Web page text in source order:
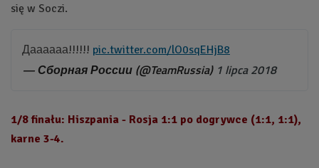
się w Soczi.
Даааааа!!!!!! pic.twitter.com/lO0sqEHjB8
— Сборная России (@TeamRussia) 1 lipca 2018
1/8 finału: Hiszpania - Rosja 1:1 po dogrywce (1:1, 1:1),
karne 3-4.